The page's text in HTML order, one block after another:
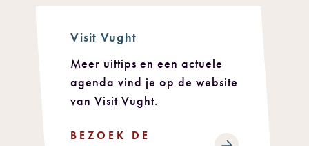
Visit Vught
Meer uittips en een actuele
agenda vind je op de website
van Visit Vught.
BEZOEK DE